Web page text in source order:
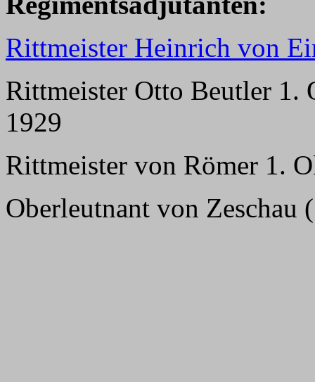
Rittmeister Heinrich von
Rittmeister Otto Beutler 1.
1929
Rittmeister von Römer 1.
Oberleutnant von